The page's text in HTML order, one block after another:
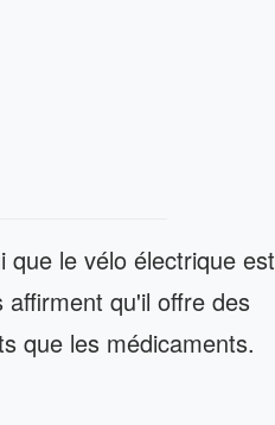
que le vélo électrique est
qu'il offre des
que les médicaments.